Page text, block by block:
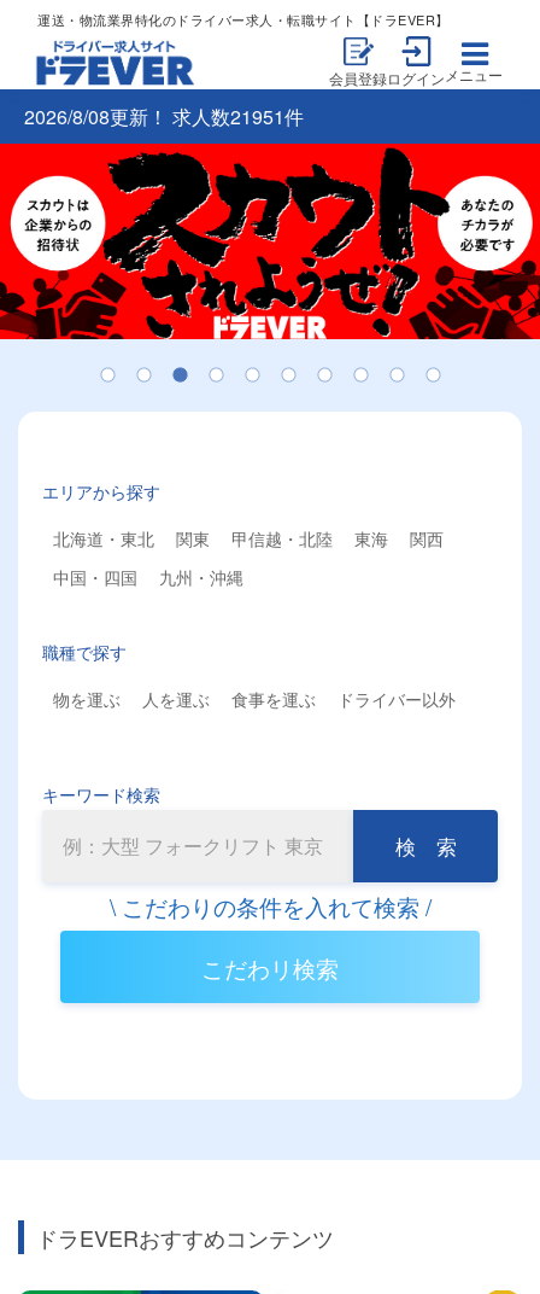
運送・物流業界特化のドライバー求人・転職サイト【ドラEVER】
会員登録ログイン メニュー
2026/8/08更新！ 求人数21951件
エリアから探す
北海道・東北
関東 甲信越・北陸 東海
関西
中国・四国
九州・沖縄
職種で探す
物を運ぶ
人を運ぶ 食事を運ぶ ドライバー以外
キーワード検索
検 索
こだわリ検索
ドラEVERおすすめコンテンツ